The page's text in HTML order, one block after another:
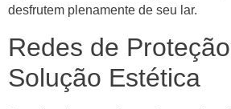
desfrutem plenamente de seu lar.
Redes de
Solução Estética